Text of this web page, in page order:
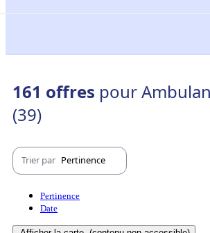
161 offres pour
(39)
Trier par Pertinence
Pertinence
Date